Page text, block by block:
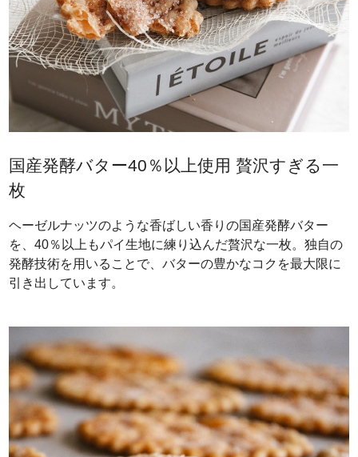
国産発酵バター40％以上使用 贅沢すぎる一
枚
ヘーゼルナッツのような香ばしい香りの国産発酵バター
を、40％以上もパイ生地に練り込んだ贅沢な一枚。独自の
発酵技術を用いることで、バターの豊かなコクを最大限に
引き出しています。